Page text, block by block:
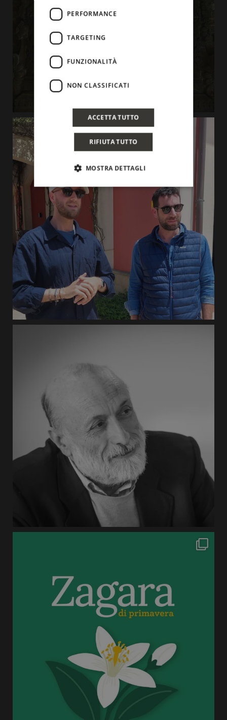
PERFORMANCE
TARGETING
FUNZIONALITÀ
NON CLASSIFICATI
ACCETTA TUTTO
RIFIUTA TUTTO
MOSTRA DETTAGLI